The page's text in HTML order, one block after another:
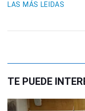
LAS MÁS LEIDAS
TE PUEDE